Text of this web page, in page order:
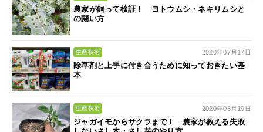
農家が飼って検証！ ヨトウムシ・ネキリムシと
の闘い方
生産技術 2020年07月17日
除草剤と上手に付き合うために知っておきたい基
本
生産技術 2020年06月19日
ジャガイモからサクラまで！ 農家が教える失敗